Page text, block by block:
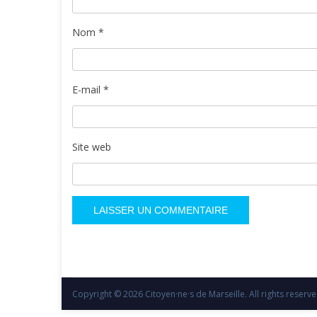
Nom *
E-mail *
Site web
Copyright © 2026 Citoyen·ne·s de Marseille. All rights